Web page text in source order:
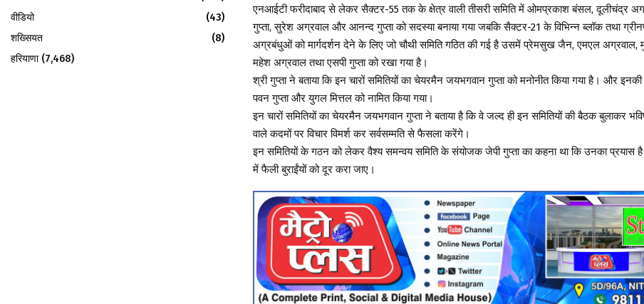
एनआईटी फरीदाबाद से लेकर सैक्टर-55 तक के क्षेत्र वाली तीसरी समिति में ओमप्रकाश बंसल, दूलीचंद्र
गुप्ता, सुरेश अग्रवाल और आनन्द गुप्ता को सदस्या बनाया गया जबकि सैक्टर-21 के विभिन्न ब्लॉक तथा
अग्रबंधुओं को मार्गदर्शन देने के लिए जो चौथी समिति गठित की गई है उसमें प्रेमसुख जैन, एमएल अग्रवाल,
महेश अग्रवाल तथा एसपी गुप्ता को रखा गया है।
श्री गुप्ता ने बताया कि इन चारों समितियों का चेयरमैन जयभगवान गुप्ता को मनोनीत किया गया है। और
पवन गुप्ता और युगल मित्तल को नामित किया गया।
इन चारों समितियों का चेयरमैन जयभगवान गुप्ता ने बताया है कि वे जल्द ही इन समितियों की बैठक बुलाकर
वाले कदमों पर विचार विमर्श कर सर्वसम्मति से फैसला करेंगे।
इन समितियों के गठन को लेकर वैश्य समन्वय समिति के संयोजक जेपी गुप्ता का कहना था कि उनका प्रयास
में फैली बुराईंयों को दूर करा जाए।
वीडियो
(43)
शख्सियत
(8)
हरियाणा(7,468)